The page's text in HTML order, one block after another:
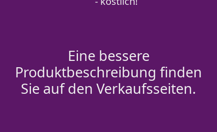
Eine bessere
Produktbeschreibung finden
Sie auf den Verkaufsseiten.